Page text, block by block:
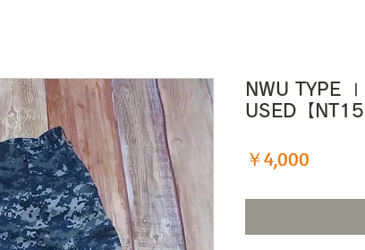
NWU TYPE
USED【
￥4,000